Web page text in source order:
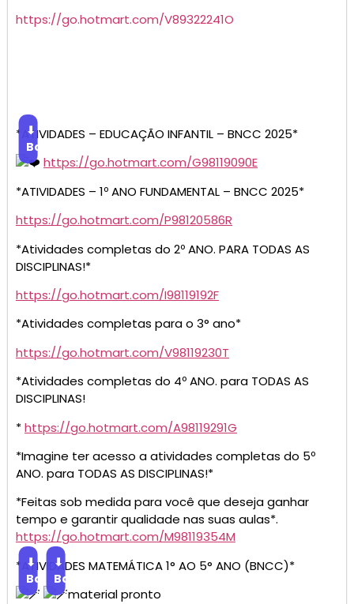
https://go.hotmart.com/V89322241O
*ATIVIDADES – EDUCAÇÃO INFANTIL – BNCC 2025*
⬇
Baixar
https://go.hotmart.com/G98119090E
*ATIVIDADES – 1º ANO FUNDAMENTAL – BNCC 2025*
https://go.hotmart.com/P98120586R
*Atividades completas do 2º ANO. PARA TODAS AS
DISCIPLINAS!*
https://go.hotmart.com/I98119192F
*Atividades completas para o 3° ano*
https://go.hotmart.com/V98119230T
*Atividades completas do 4º ANO. para TODAS AS
DISCIPLINAS!
*https://go.hotmart.com/A98119291G
*Imagine ter acesso a atividades completas do 5º
ANO. para TODAS AS DISCIPLINAS!*
*Feitas sob medida para você que deseja ganhar
tempo e garantir qualidade nas suas aulas*.
https://go.hotmart.com/M98119354M
*ATIVIDADES MATEMÁTICA 1° AO 5° ANO (BNCC)*
⬇
Baixar
⬇
Baixar
material pronto